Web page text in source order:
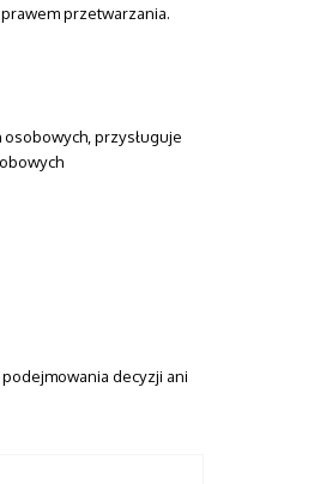
przetwarzania.
przysługuje
decyzji ani